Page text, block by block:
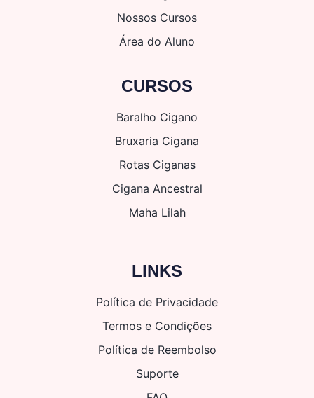
Nossos Cursos
Área do Aluno
CURSOS
Baralho Cigano
Bruxaria Cigana
Rotas Ciganas
Cigana Ancestral
Maha Lilah
LINKS
Política de Privacidade
Termos e Condições
Política de Reembolso
Suporte